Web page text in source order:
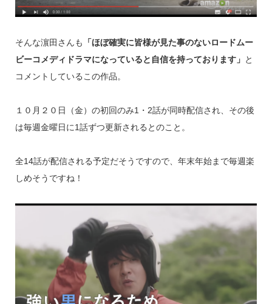
そんな濵田さんも
「ほぼ確実に皆様が見た事のないロードムー
ビーコメディドラマになっていると自信を持っております」 と
コメントしているこの作品。
１０月２０日（金）の初回のみ1 ・ 2話が同時配信され、その後
は毎週金曜日に1話ずつ更新されるとのこと。
全14話が配信される予定だそうですので、年末年始まで毎週楽
しめそうですね！